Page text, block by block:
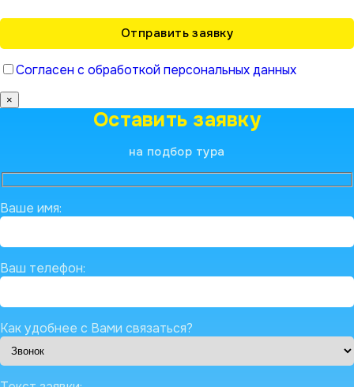
Согласен с обработкой персональных данных
×
Оставить заявку
на подбор тура
Ваше имя:
Ваш телефон:
Как удобнее с Вами связаться?